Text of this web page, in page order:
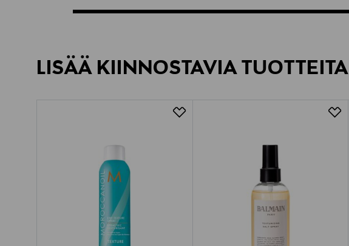
LISÄÄ KIINNOSTAVIA TUOTTEITA